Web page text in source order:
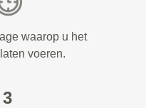
waarop u het
voeren.